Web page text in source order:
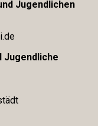
Jugendlichen
Jugendliche